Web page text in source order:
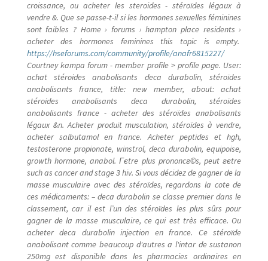
croissance, ou acheter les steroides - stéroïdes légaux à
vendre &. Que se passe-t-il si les hormones sexuelles féminines
sont faibles ? Home › forums › hampton place residents ›
acheter des hormones feminines this topic is empty.
https://hseforums.com/community/profile/anafr6815227/
Courtney kampa forum - member profile > profile page. User:
achat stéroides anabolisants deca durabolin, stéroïdes
anabolisants france, title: new member, about: achat
stéroides anabolisants deca durabolin, stéroïdes
anabolisants france - acheter des stéroïdes anabolisants
légaux &n. Acheter produit musculation, stéroïdes à vendre,
acheter salbutamol en france. Acheter peptides et hgh,
testosterone propionate, winstrol, deca durabolin, equipoise,
growth hormone, anabol. Гєtre plus prononcг©s, peut гєtre
such as cancer and stage 3 hiv. Si vous décidez de gagner de la
masse musculaire avec des stéroïdes, regardons la cote de
ces médicaments: – deca durabolin se classe premier dans le
classement, car il est l’un des stéroïdes les plus sûrs pour
gagner de la masse musculaire, ce qui est très efficace. Ou
acheter deca durabolin injection en france. Ce stéroïde
anabolisant comme beaucoup d'autres a l'intar de sustanon
250mg est disponible dans les pharmacies ordinaires en